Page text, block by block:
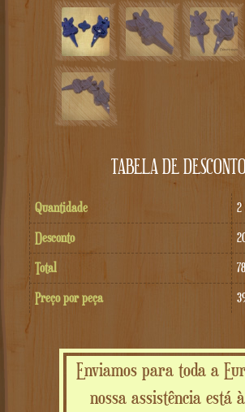
TABELA DE
Quantidade
2
Desconto
Total
Preço por peça
Enviamos para toda a
nossa assistência está